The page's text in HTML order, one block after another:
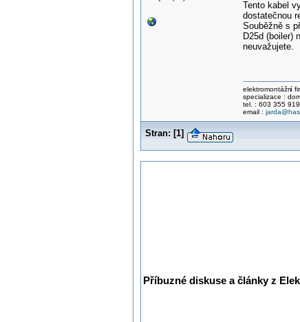
Tento kabel
dostatečnou
Souběžně s
D25d (boiler)
neuvažujete.
elektromontážní
specializace :
tel. : 603 355 919
email :
Stran: [1]
Příbuzné diskuse a články z